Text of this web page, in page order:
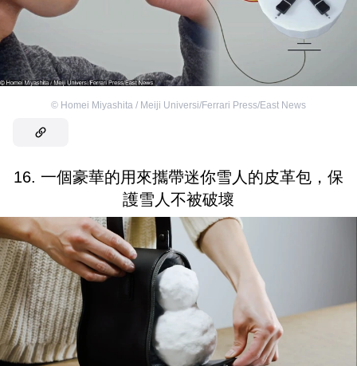
© Homei Miyashita / Meiji Universi/Ferrari Press/East News
16. 一個豪華的用來攜帶迷你雪人的皮革包，保
護雪人不被破壞